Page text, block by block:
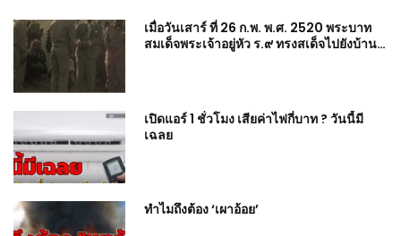
เมื่อวันเสาร์ ที่ 26 ก.พ. พ.ศ. 2520 พระบาท
สมเด็จพระเจ้าอยู่หัว ร.๙ ทรงสเด็จไปยังบ้าน
เปิดแอร์ 1 ชั่วโมง เสียค่าไฟกี่บาท ? วันนี้มี
เฉลย
ทำไมถึงต้อง ‘เผาอ้อย’